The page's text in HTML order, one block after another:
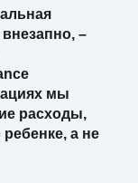
–
мы
расходы,
а не